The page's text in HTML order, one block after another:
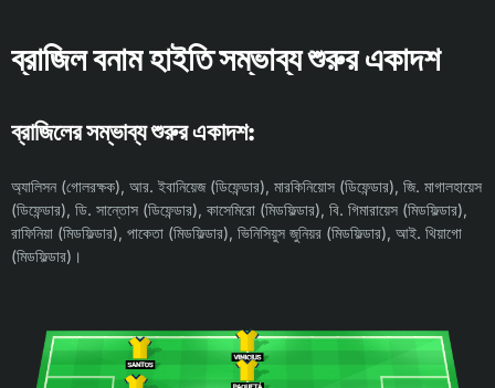
ব্রাজিল বনাম হাইতি সম্ভাব্য শুরুর একাদশ
ব্রাজিলের সম্ভাব্য শুরুর একাদশ:
অ্যালিসন (গোলরক্ষক), আর. ইবানিয়েজ (ডিফেন্ডার), মারকিনিয়োস (ডিফেন্ডার), জি. মাগালহায়েস
(ডিফেন্ডার), ডি. সান্তোস (ডিফেন্ডার), কাসেমিরো (মিডফিল্ডার), বি. গিমারায়েস (মিডফিল্ডার),
রাফিনিয়া (মিডফিল্ডার), পাকেতা (মিডফিল্ডার), ভিনিসিয়ুস জুনিয়র (মিডফিল্ডার), আই. থিয়াগো
(মিডফিল্ডার)।